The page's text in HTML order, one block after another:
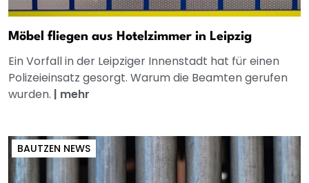
Möbel fliegen aus Hotelzimmer in Leipzig
Ein Vorfall in der Leipziger Innenstadt hat für einen
Polizeieinsatz gesorgt. Warum die Beamten gerufen
wurden. | mehr
BAUTZEN NEWS